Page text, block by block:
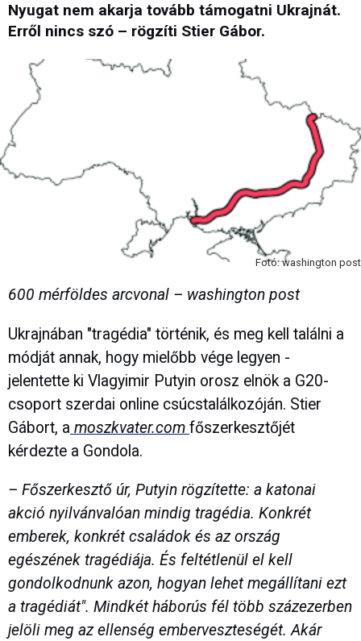
Nyugat nem akarja tovább támogatni Ukrajnát.
Erről nincs szó – rögzíti Stier Gábor.
Fotó: washington post
600 mérföldes arcvonal – washington post
Ukrajnában "tragédia" történik, és meg kell találni a
módját annak, hogy mielőbb vége legyen -
jelentette ki Vlagyimir Putyin orosz elnök a G20-
csoport szerdai online csúcstalálkozóján. Stier
Gábort, a moszkvater.com főszerkesztőjét
kérdezte a Gondola.
– Főszerkesztő úr, Putyin rögzítette: a katonai
akció nyilvánvalóan mindig tragédia. Konkrét
emberek, konkrét családok és az ország
egészének tragédiája. És feltétlenül el kell
gondolkodnunk azon, hogyan lehet megállítani ezt
a tragédiát". Mindkét háborús fél több százezerben
jelöli meg az ellenség emberveszteségét. Akár